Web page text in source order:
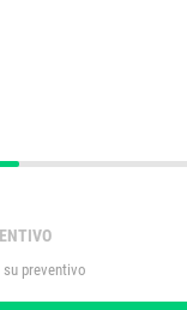
preventivo